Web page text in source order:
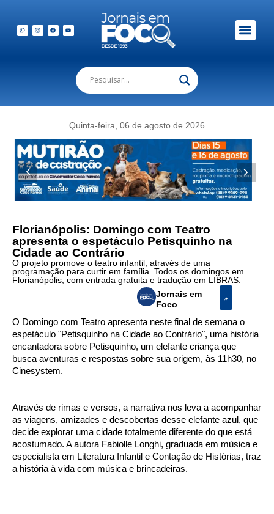
Quinta-feira, 06 de agosto de 2026
Florianópolis: Domingo com Teatro
apresenta o espetáculo Petisquinho na
Cidade ao Contrário
O projeto promove o teatro infantil, através de uma
programação para curtir em família. Todos os domingos em
Florianópolis, com entrada gratuita e tradução em LIBRAS.
Jornais em
Foco
O Domingo com Teatro apresenta neste final de semana o
espetáculo "Petisquinho na Cidade ao Contrário", uma história
encantadora sobre Petisquinho, um elefante criança que
busca aventuras e respostas sobre sua origem, às 11h30, no
Cinesystem.
Através de rimas e versos, a narrativa nos leva a acompanhar
as viagens, amizades e descobertas desse elefante azul, que
decide explorar uma cidade totalmente diferente do que está
acostumado. A autora Fabiolle Longhi, graduada em música e
especialista em Literatura Infantil e Contação de Histórias, traz
a história à vida com música e brincadeiras.